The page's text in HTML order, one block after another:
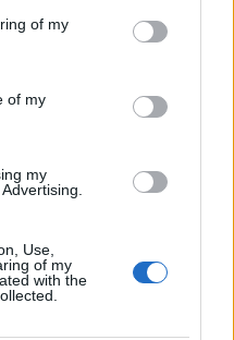
uses one or more Google
information including but
You may click to
its third-party tags to
of my
of my
my
Use,
of my
with the